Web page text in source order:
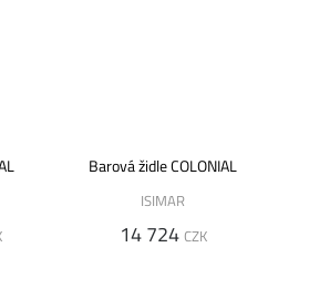
Barová židle COLONIAL
ISIMAR
14 724 CZK